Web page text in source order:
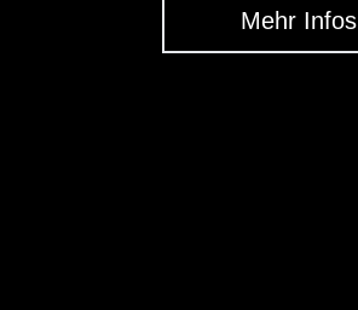
Mehr Infos